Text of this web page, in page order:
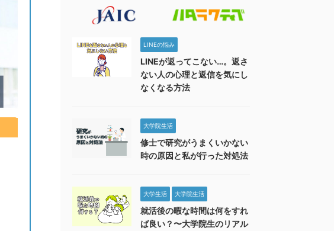
LINEの悩み
LINEが返ってこない…。返さ
ない人の心理と返信を気にし
なくなる方法
大学院生活
修士で研究がうまくいかない
時の原因と私が行った対処法
大学生活 大学院生活
就活後の暇な時間は何をすれ
ば良い？〜大学院生のリアル